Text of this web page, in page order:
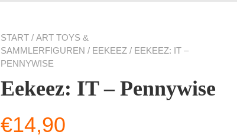
START / ART TOYS &
SAMMLERFIGUREN / EEKEEZ / EEKEEZ: IT –
PENNYWISE
Eekeez: IT – Pennywise
€14,90